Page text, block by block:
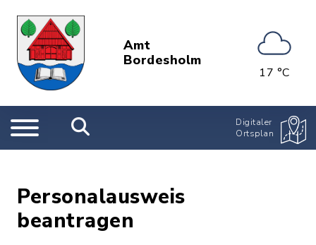
Amt
Bordesholm
17 °C
Digitaler
Ortsplan
Personalausweis
beantragen